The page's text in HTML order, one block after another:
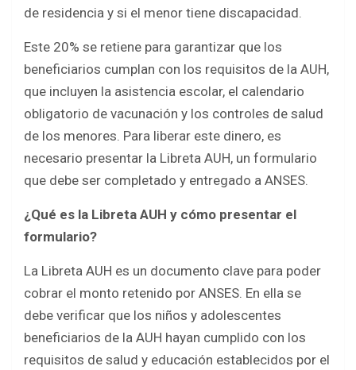
de residencia y si el menor tiene discapacidad.
Este 20% se retiene para garantizar que los
beneficiarios cumplan con los requisitos de la AUH,
que incluyen la asistencia escolar, el calendario
obligatorio de vacunación y los controles de salud
de los menores. Para liberar este dinero, es
necesario presentar la Libreta AUH, un formulario
que debe ser completado y entregado a ANSES.
¿Qué es la Libreta AUH y cómo presentar el
formulario?
La Libreta AUH es un documento clave para poder
cobrar el monto retenido por ANSES. En ella se
debe verificar que los niños y adolescentes
beneficiarios de la AUH hayan cumplido con los
requisitos de salud y educación establecidos por el